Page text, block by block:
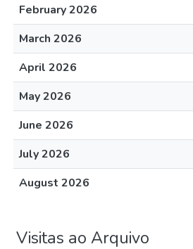
February 2026
March 2026
April 2026
May 2026
June 2026
July 2026
August 2026
Visitas ao Arquivo